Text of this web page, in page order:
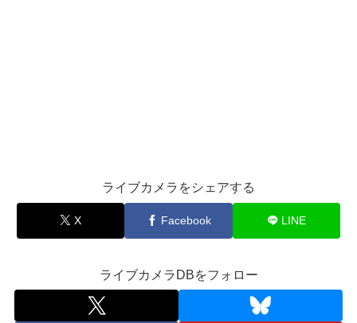
ライブカメラをシェアする
X Facebook LINE
ライブカメラDBをフォロー